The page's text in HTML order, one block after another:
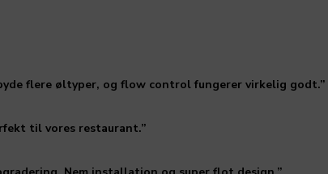
flere øltyper, og flow control fungerer virkelig godt.”
til vores restaurant.”